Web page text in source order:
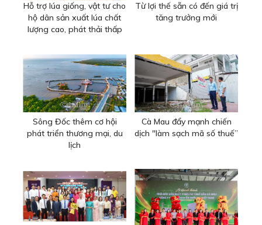
Hỗ trợ lúa giống, vật tư cho
hộ dân sản xuất lúa chất
lượng cao, phát thải thấp
Từ lợi thế sẵn có đến giá trị
tăng trưởng mới
Sông Đốc thêm cơ hội
phát triển thương mại, du
lịch
Cà Mau đẩy mạnh chiến
dịch "làm sạch mã số thuế”